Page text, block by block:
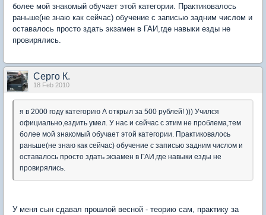
более мой знакомый обучает этой категории. Практиковалось
раньше(не знаю как сейчас) обучение с записью задним числом и
оставалось просто здать экзамен в ГАИ,где навыки езды не
провирялись.
Серго К.
18 Feb 2010
я в 2000 году категорию А открыл за 500 рублей! ))) Учился
официально,ездить умел. У нас и сейчас с этим не проблема,тем
более мой знакомый обучает этой категории. Практиковалось
раньше(не знаю как сейчас) обучение с записью задним числом и
оставалось просто здать экзамен в ГАИ,где навыки езды не
провирялись.
У меня сын сдавал прошлой весной - теорию сам, практику за